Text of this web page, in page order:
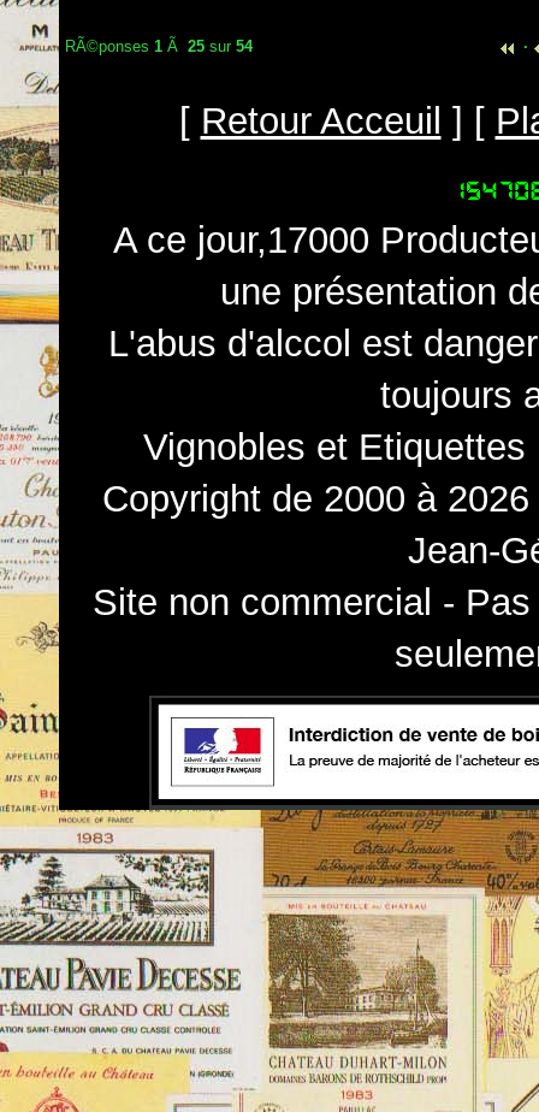
RÃ©ponses 1 Ã 25 sur 54 ·
[ Retour Acceuil ] [
A ce jour,17000
une présentation
L'abus d'alccol est
toujours
Vignobles et
Copyright de 2000 à
Jean-
Site non commercial -